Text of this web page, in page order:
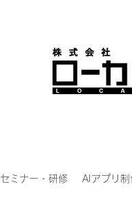
セミナー・研修 AIアプリ制